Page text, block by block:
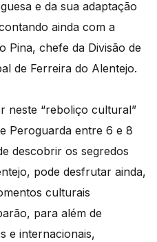
e da sua adaptação
ainda com a
Pina, chefe da Divisão de
de Ferreira do Alentejo.
neste “reboliço cultural”
Peroguarda entre 6 e 8
descobrir os segredos
pode desfrutar ainda,
culturais
para além de
e internacionais,